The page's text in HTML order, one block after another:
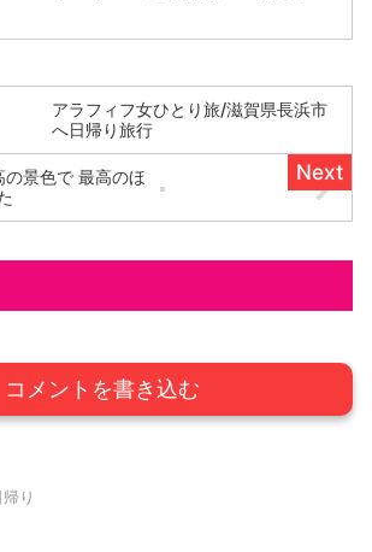
旅 #プチ贅沢 #温泉 #旅行
巡り
アラフィフ女ひとり旅/滋賀県長浜市
へ日帰り旅行
景色で 最高のほ
コメントを書き込む
帰り